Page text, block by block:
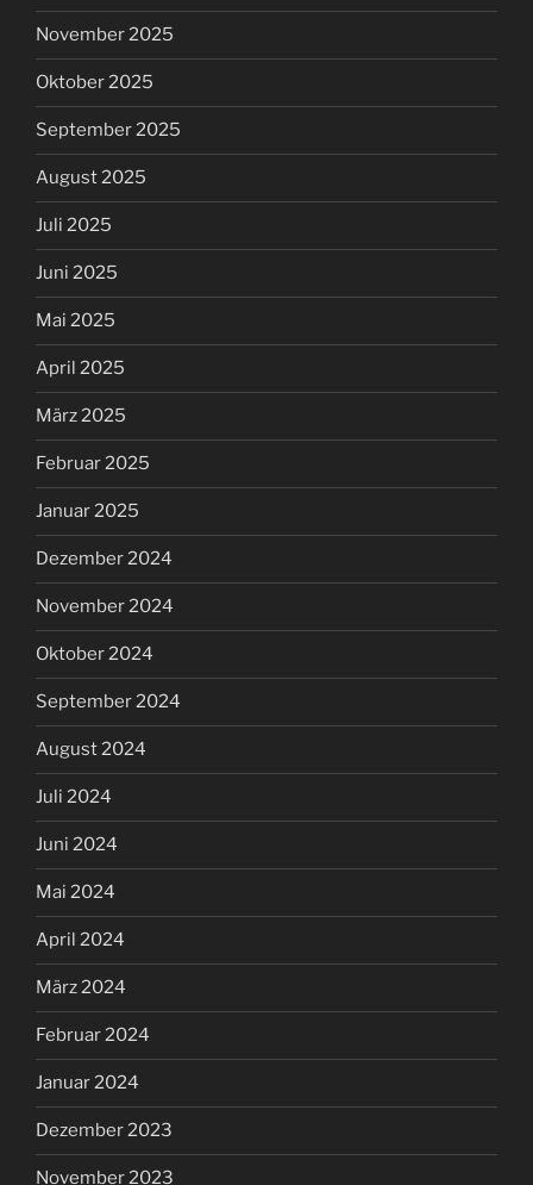
November 2025
Oktober 2025
September 2025
August 2025
Juli 2025
Juni 2025
Mai 2025
April 2025
März 2025
Februar 2025
Januar 2025
Dezember 2024
November 2024
Oktober 2024
September 2024
August 2024
Juli 2024
Juni 2024
Mai 2024
April 2024
März 2024
Februar 2024
Januar 2024
Dezember 2023
November 2023